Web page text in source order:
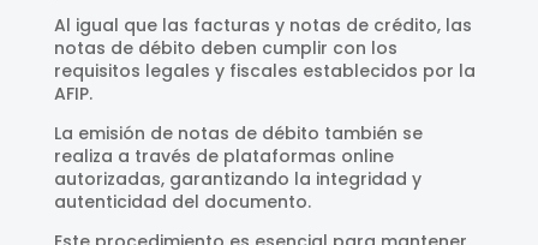
Al igual que las facturas y notas de crédito, las
notas de débito deben cumplir con los
requisitos legales y fiscales establecidos por la
AFIP.
La emisión de notas de débito también se
realiza a través de plataformas online
autorizadas, garantizando la integridad y
autenticidad del documento.